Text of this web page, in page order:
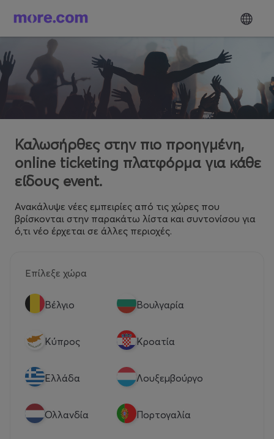
Καλωσήρθες στην πιο προηγμένη,
online ticketing πλατφόρμα για κάθε
είδους event.
Ανακάλυψε νέες εμπειρίες από τις χώρες που
βρίσκονται στην παρακάτω λίστα και συντονίσου για
ό,τι νέο έρχεται σε άλλες περιοχές.
Επίλεξε χώρα
Βέλγιο Βουλγαρία
Κύπρος Κροατία
Eλλάδα Λουξεμβούργο
Ολλανδία Πορτογαλία